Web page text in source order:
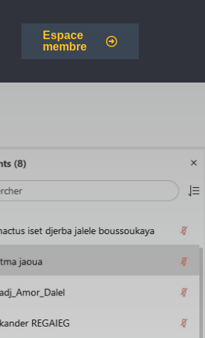
Espace
membre